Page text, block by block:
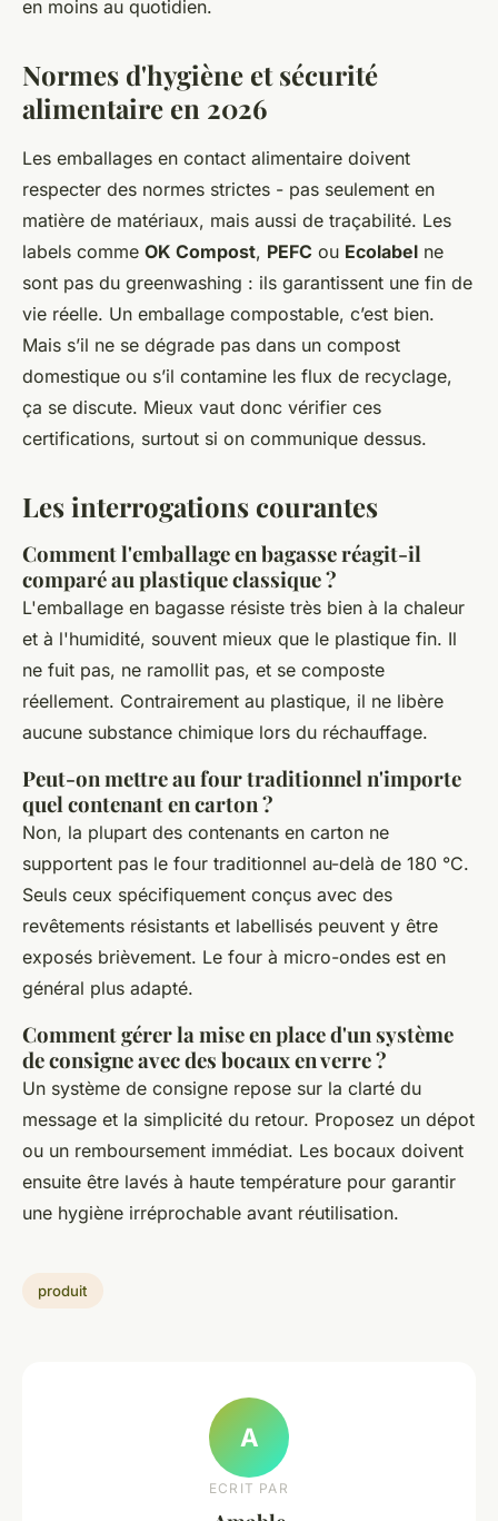
en moins au quotidien.
Normes d'hygiène et sécurité
alimentaire en 2026
Les emballages en contact alimentaire doivent
respecter des normes strictes - pas seulement en
matière de matériaux, mais aussi de traçabilité. Les
labels comme OK Compost, PEFC ou Ecolabel ne
sont pas du greenwashing : ils garantissent une fin de
vie réelle. Un emballage compostable, c’est bien.
Mais s’il ne se dégrade pas dans un compost
domestique ou s’il contamine les flux de recyclage,
ça se discute. Mieux vaut donc vérifier ces
certifications, surtout si on communique dessus.
Les interrogations courantes
Comment l'emballage en bagasse réagit-il
comparé au plastique classique ?
L'emballage en bagasse résiste très bien à la chaleur
et à l'humidité, souvent mieux que le plastique fin. Il
ne fuit pas, ne ramollit pas, et se composte
réellement. Contrairement au plastique, il ne libère
aucune substance chimique lors du réchauffage.
Peut-on mettre au four traditionnel n'importe
quel contenant en carton ?
Non, la plupart des contenants en carton ne
supportent pas le four traditionnel au-delà de 180 °C.
Seuls ceux spécifiquement conçus avec des
revêtements résistants et labellisés peuvent y être
exposés brièvement. Le four à micro-ondes est en
général plus adapté.
Comment gérer la mise en place d'un système
de consigne avec des bocaux en verre ?
Un système de consigne repose sur la clarté du
message et la simplicité du retour. Proposez un dépot
ou un remboursement immédiat. Les bocaux doivent
ensuite être lavés à haute température pour garantir
une hygiène irréprochable avant réutilisation.
produit
A
ECRIT PAR